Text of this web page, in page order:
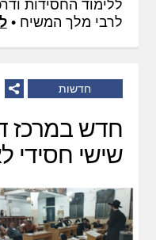
ללימוד החסידות
לרבי מלך המשיח •
חדשות
חדש במרכז
שישי חסידי